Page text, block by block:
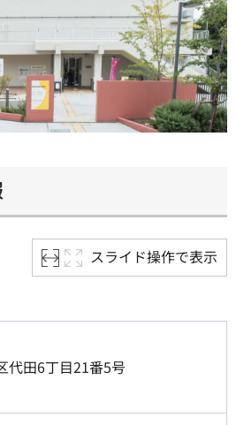
スライド操作で表示
代田6丁目21番5号